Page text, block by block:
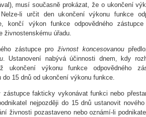
musí současně prokázat, že o ukončení
li určit den ukončení výkonu funkce
končí výkon funkce odpovědného
živnostenskému úřadu.
zástupce proživnost koncesovanou
. Ustanovení nabývá účinnosti dnem, kdy
ukončení výkonu funkce odpovědného
do 15 dnů od ukončení výkonu funkce.
zástupce fakticky vykonávat funkci nebo
nejpozději do 15 dnů ustanovit
živnosti pozastaveno nebo oznámí-li